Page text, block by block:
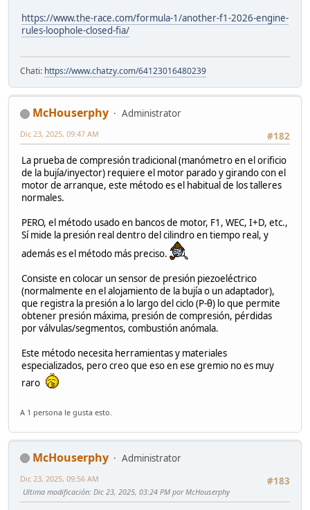
https://www.the-race.com/formula-1/another-f1-2026-engine-
rules-loophole-closed-fia/
Chati: https://www.chatzy.com/64123016480239
McHouserphy
Administrator
#182
Dic 23, 2025, 09:47 AM
La prueba de compresión tradicional (manómetro en el orificio
de la bujía/inyector) requiere el motor parado y girando con el
motor de arranque, este método es el habitual de los talleres
normales.
PERO, el método usado en bancos de motor, F1, WEC, I+D, etc.,
Sí mide la presión real dentro del cilindro en tiempo real, y
además es el método más preciso.
Consiste en colocar un sensor de presión piezoeléctrico
(normalmente en el alojamiento de la bujía o un adaptador),
que registra la presión a lo largo del ciclo (P-θ) lo que permite
obtener presión máxima, presión de compresión, pérdidas
por válvulas/segmentos, combustión anómala.
Este método necesita herramientas y materiales
especializados, pero creo que eso en ese gremio no es muy
raro
A 1 persona le gusta esto.
McHouserphy
Administrator
#183
Dic 23, 2025, 09:56 AM
Ultima modificación: Dic 23, 2025, 03:24 PM por McHouserphy